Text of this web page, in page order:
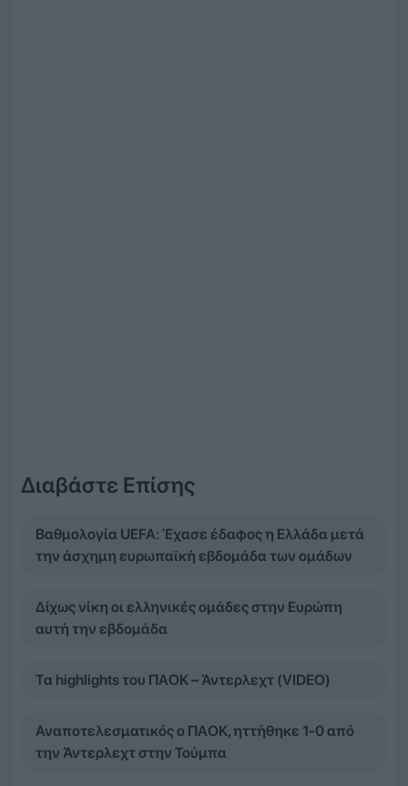
Διαβάστε Επίσης
Βαθμολογία UEFA: Έχασε έδαφος η Ελλάδα μετά
την άσχημη ευρωπαϊκή εβδομάδα των ομάδων
Δίχως νίκη οι ελληνικές ομάδες στην Ευρώπη
αυτή την εβδομάδα
Τα highlights του ΠΑΟΚ – Άντερλεχτ (VIDEO)
Αναποτελεσματικός ο ΠΑΟΚ, ηττήθηκε 1-0 από
την Άντερλεχτ στην Τούμπα